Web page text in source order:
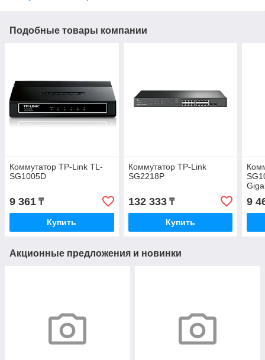
Подобные товары компании
Коммутатор TP-Link TL-
SG1005D
9 361 ₸
Купить
Коммутатор TP-Link
SG2218P
132 333₸
Купить
9
Акционные предложения и новинки